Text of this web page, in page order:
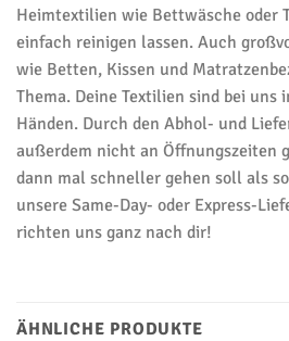
Heimtextilien wie Bettwäsche oder
einfach reinigen lassen. Auch
wie Betten, Kissen und
Thema. Deine Textilien sind bei uns
Händen. Durch den Abhol- und
außerdem nicht an Öffnungszeiten
dann mal schneller gehen soll als
unsere Same-Day- oder Express-
richten uns ganz nach dir!
ÄHNLICHE PRODUKTE